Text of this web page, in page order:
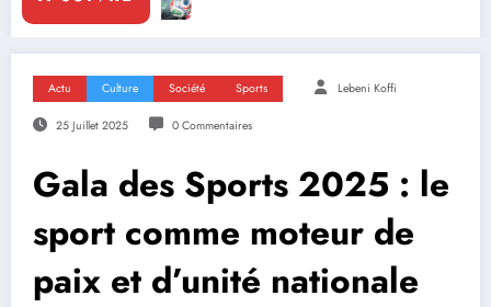
Actu Culture Société Sports Lebeni Koffi
25 Juillet 2025 0 Commentaires
Gala des Sports 2025 : le
sport comme moteur de
paix et d’unité nationale